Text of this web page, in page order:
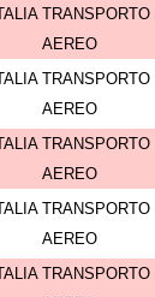
TRANSPORTO
AEREO
TRANSPORTO
AEREO
TRANSPORTO
AEREO
TRANSPORTO
AEREO
TRANSPORTO